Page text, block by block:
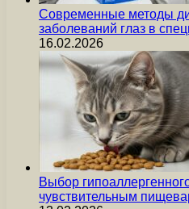
Современные методы
заболеваний глаз в
16.02.2026
Выбор
чувствительным